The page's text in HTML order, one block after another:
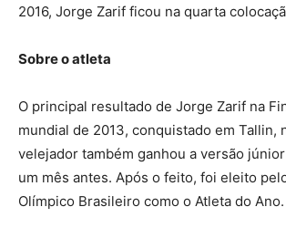
2016, Jorge Zarif ficou na quarta
Sobre o atleta
O principal resultado de Jorge Zarif na
mundial de 2013, conquistado em Tallin,
velejador também ganhou a versão
um mês antes. Após o feito, foi eleito
Olímpico Brasileiro como o Atleta do Ano.